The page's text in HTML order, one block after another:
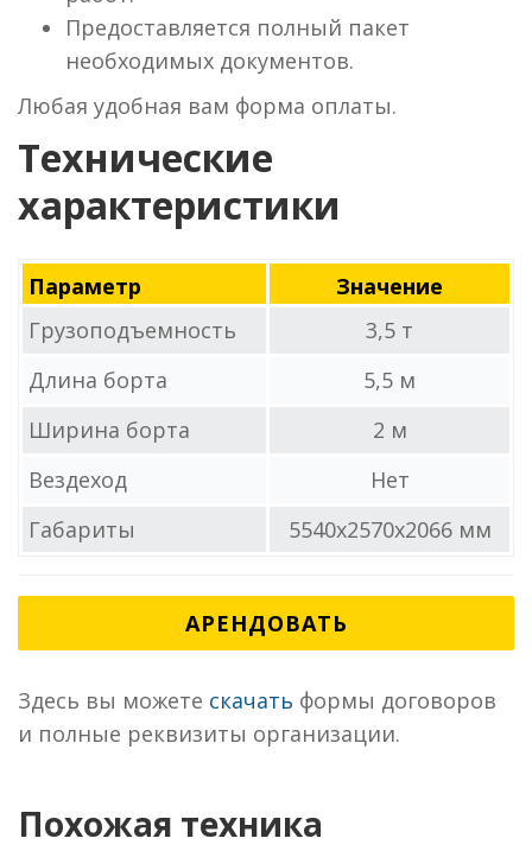
Предоставляется полный пакет
необходимых документов.
Любая удобная вам форма оплаты.
Технические
характеристики
Параметр
Значение
Грузоподъемность
3,5 т
Длина борта
5,5 м
Ширина борта
2 м
Вездеход
Нет
Габариты
5540x2570x2066 мм
АРЕНДОВАТЬ
Здесь вы можете скачать формы договоров
и полные реквизиты организации.
Похожая техника